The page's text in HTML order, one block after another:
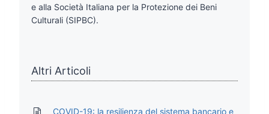
e alla Società Italiana per la Protezione dei Beni
Culturali (SIPBC).
Altri Articoli
COVID-19: la resilienza del sistema bancario e